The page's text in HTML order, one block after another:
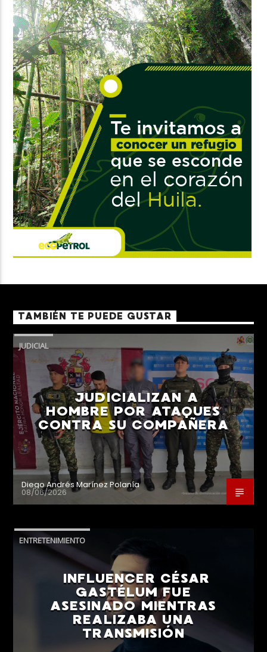
TAMBIÉN TE PUEDE GUSTAR
JUDICIAL
JUDICIALIZAN A
HOMBRE POR ATAQUES
CONTRA SU COMPAÑERA
Diego Andrés Marínez Polanía
08/06/2026
ENTRETENIMIENTO
INFLUENCER CÉSAR
GASTÉLUM FUE
ASESINADO MIENTRAS
REALIZABA UNA
TRANSMISIÓN